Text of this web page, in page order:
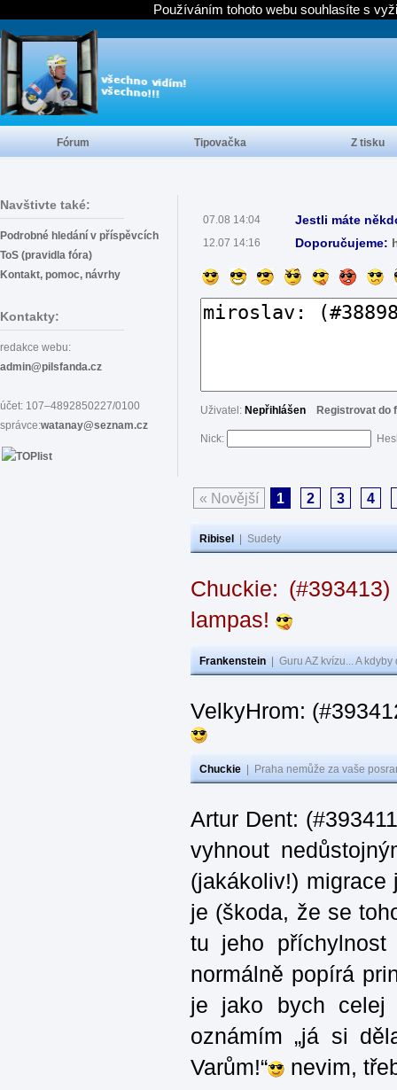
Navštivte také:
Podrobné hledání v příspěvcích
ToS (pravidla fóra)
Kontakt, pomoc, návrhy
Kontakty:
redakce webu:
admin@pilsfanda.cz
účet: 107–4892850227/0100
správce:watanay@seznam.cz
07.08 14:04 Jestli máte
12.07 14:16 Doporučujeme:
Uživatel: Nepřihlášen Registrovat do
Nick:
« Novější 1 2 3 4
Ribisel Sudety
Chuckie:
lampas!
Frankenstein Guru AZ kvízu... A
VelkyHrom:
Chuckie Praha nemůže za vaše
Artur Dent:
vyhnout
(jakákoliv!)
je (škoda, že se
tu jeho
normálně popírá
je jako bych celej
oznámím „já si
Varům!“
nevim,
Fórum Tipovačka Z tisku
Používáním tohoto webu souhlasíte s